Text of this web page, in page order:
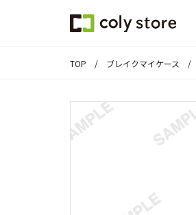
TOP ブレイクマイケース